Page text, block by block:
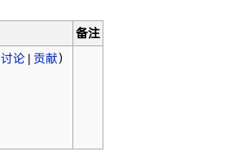
备注
讨论| 贡献）